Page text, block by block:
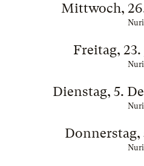
Mittwoch,
Nuri
Freitag, 23.
Nuri
Dienstag, 5.
Nuri
Donnerstag,
Nuri